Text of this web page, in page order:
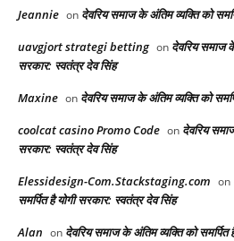
Jeannie on देवरिय समाज के अंतिम व्यक्ति को
uavgjort strategi betting on देवरिय समाज
सरकार: स्वतंत्र देव सिंह
Maxine on देवरिय समाज के अंतिम व्यक्ति को
coolcat casino Promo Code on देवरिय
सरकार: स्वतंत्र देव सिंह
Elessidesign-Com.Stackstaging.com on
समर्पित है योगी सरकार: स्वतंत्र देव सिंह
Alan on देवरिय समाज के अंतिम व्यक्ति को